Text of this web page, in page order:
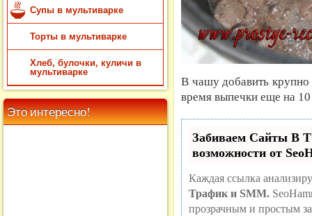
Супы в мультиварке
Торты в мультиварке
Хлеб, булочки, куличи в
мультиварке
Это интересно!
В чашу добавить крупно
время выпечки еще на
Забиваем Сайты
возможности от
Каждая ссылка
Трафик и SMM.
прозрачным и простым